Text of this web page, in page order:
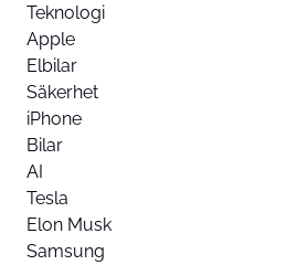
Teknologi
Apple
Elbilar
Säkerhet
iPhone
Bilar
AI
Tesla
Elon Musk
Samsung